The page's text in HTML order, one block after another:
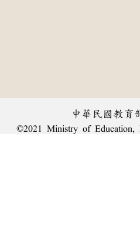
中華民國教育
©2021 Ministry of Education,